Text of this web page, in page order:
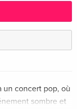
EUR 30,99
EUR 33,99
un concert pop, où
sombre et